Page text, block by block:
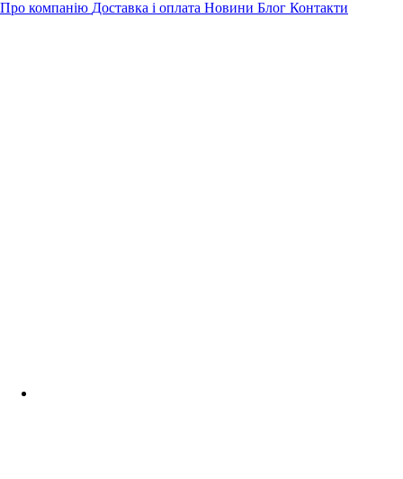
Про компанію Доставка і оплата Новини Блог Контакти